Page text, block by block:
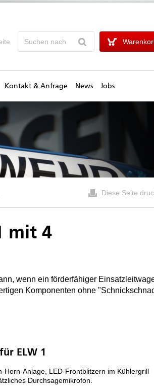
Kontakt & Anfrage News Jobs
Diese Seite
mit 4
wenn ein förderfähiger
Komponenten ohne
ELW 1
Anlage, LED-Frontblitzern im Kühlergrill
Durchsagemikrofon.